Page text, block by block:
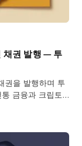
채권 발행 — 투
권을 발행하며 투
금융과 크립토